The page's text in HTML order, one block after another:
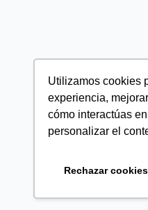
Utilizamos cookies
experiencia,
cómo interactúas
personalizar el
Rechazar cookies